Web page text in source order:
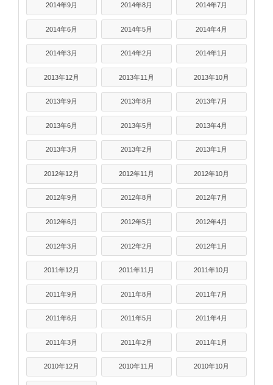
2014年9月 2014年8月 2014年7月
2014年6月 2014年5月 2014年4月
2014年3月 2014年2月 2014年1月
2013年12月 2013年11月 2013年10月
2013年9月 2013年8月 2013年7月
2013年6月 2013年5月 2013年4月
2013年3月 2013年2月 2013年1月
2012年12月 2012年11月 2012年10月
2012年9月 2012年8月 2012年7月
2012年6月 2012年5月 2012年4月
2012年3月 2012年2月 2012年1月
2011年12月 2011年11月 2011年10月
2011年9月 2011年8月 2011年7月
2011年6月 2011年5月 2011年4月
2011年3月 2011年2月 2011年1月
2010年12月 2010年11月 2010年10月